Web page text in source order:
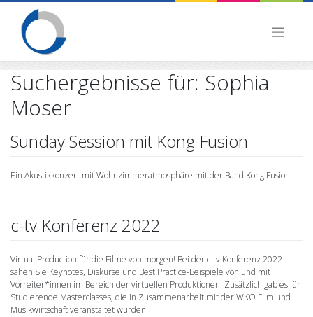
Skip
content
Suchergebnisse für: Sophia
Moser
Sunday Session mit Kong Fusion
Ein Akustikkonzert mit Wohnzimmeratmosphäre mit der Band Kong Fusion.
c-tv Konferenz 2022
Virtual Production für die Filme von morgen! Bei der c-tv Konferenz 2022
sahen Sie Keynotes, Diskurse und Best Practice-Beispiele von und mit
Vorreiter*innen im Bereich der virtuellen Produktionen. Zusätzlich gab es für
Studierende Masterclasses, die in Zusammenarbeit mit der WKO Film und
Musikwirtschaft veranstaltet wurden.